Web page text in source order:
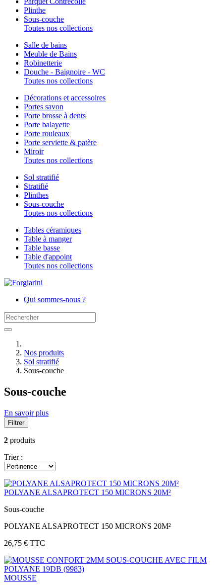
Plinthe
Sous-couche
Toutes nos collections
Salle de bains
Meuble de Bains
Robinetterie
Douche - Baignoire - WC
Toutes nos collections
Décorations et accessoires
Portes savon
Porte brosse à dents
Porte balayette
Porte rouleaux
Porte serviette & patère
Miroir
Toutes nos collections
Sol stratifié
Stratifié
Plinthes
Sous-couche
Toutes nos collections
Tables céramiques
Table à manger
Table basse
Table d'appoint
Toutes nos collections
Qui sommes-nous ?
Nos produits
Sol stratifié
Sous-couche
Sous-couche
En savoir plus
Filtrer
Filtres actifs :
Filtrer par :
Format
1000X1500X2MM
Voir les Produits2
2 produits
Trier :
POLYANE ALSAPROTECT 150 MICRONS 20M²
Sous-couche
POLYANE ALSAPROTECT 150 MICRONS 20M²
26,75 € TTC
MOUSSE